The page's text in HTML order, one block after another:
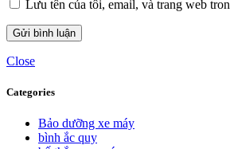
Lưu tên của tôi, email, và trang web
Close
Categories
Bảo dưỡng xe máy
bình ắc quy